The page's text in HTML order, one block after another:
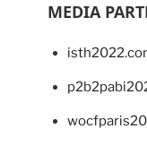
MEDIA